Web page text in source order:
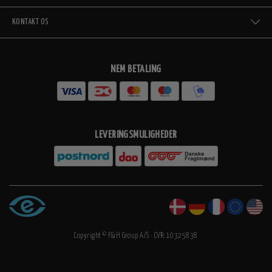
KONTAKT OS
NEM BETALING
LEVERINGSMULIGHEDER
Copyright © F&H Group A/S · CVR: 10325838